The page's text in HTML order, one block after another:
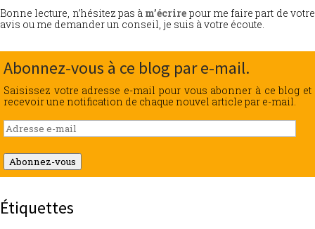
Bonne lecture, n’hésitez pas à m’écrire pour me faire part de votre
avis ou me demander un conseil, je suis à votre écoute.
Abonnez-vous à ce blog par e-mail.
Saisissez votre adresse e-mail pour vous abonner à ce blog et
recevoir une notification de chaque nouvel article par e-mail.
Adresse
e-
mail
Abonnez-vous
Étiquettes